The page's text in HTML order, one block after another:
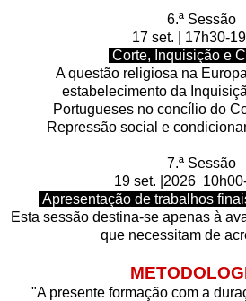
6.ª Sessão
17 set. | 17h30-
Corte, Inquisição e
A questão religiosa na
estabelecimento da
Portugueses no concílio do
Repressão social e
7.ª Sessão
19 set. |2026
Apresentação de trabalhos
Esta sessão destina-se apenas à
que necessitam de
"A presente formação com a